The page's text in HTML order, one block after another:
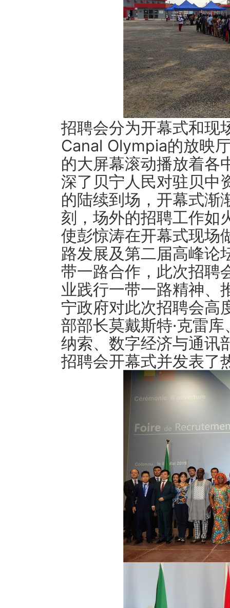
招聘会分为开幕式和现
Canal Olympia的放映
的大屏幕滚动播放着各
深了贝宁人民对驻贝中
的陆续到场，开幕式渐
刻，场外的招聘工作如
使彭惊涛在开幕式现场
路发展及第二届高峰论
带一路合作，此次招聘
业践行一带一路精神、
宁政府对此次招聘会高
部部长莫戴斯特·克雷
纳索、数字经济与通讯
招聘会开幕式并发表了